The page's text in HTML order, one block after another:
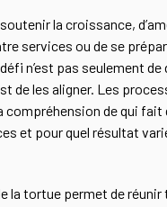
soutenir la croissance,
services ou de se
n’est pas seulement de
de les aligner. Les
compréhension de qui fait
et pour quel résultat
la tortue permet de